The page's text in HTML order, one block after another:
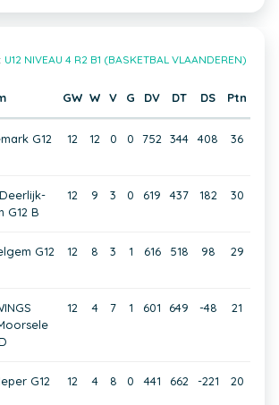
U12 NIVEAU 4 R2 B1 (BASKETBAL VLAANDEREN)
GW W V G DV DT DS Ptn
G12
12 12 0 0 752 344 408 36
G12 B
12 9 3 0 619 437 182 30
G12
12 8 3 1 616 518 98 29
12 4 7 1 601 649 -48 21
G12
12 4 8 0 441 662 -221 20